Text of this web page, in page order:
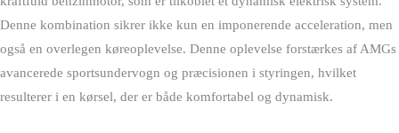
Denne kombination sikrer ikke kun en imponerende acceleration, men
også en overlegen køreoplevelse. Denne oplevelse forstærkes af AMGs
avancerede sportsundervogn og præcisionen i styringen, hvilket
resulterer i en kørsel, der er både komfortabel og dynamisk.